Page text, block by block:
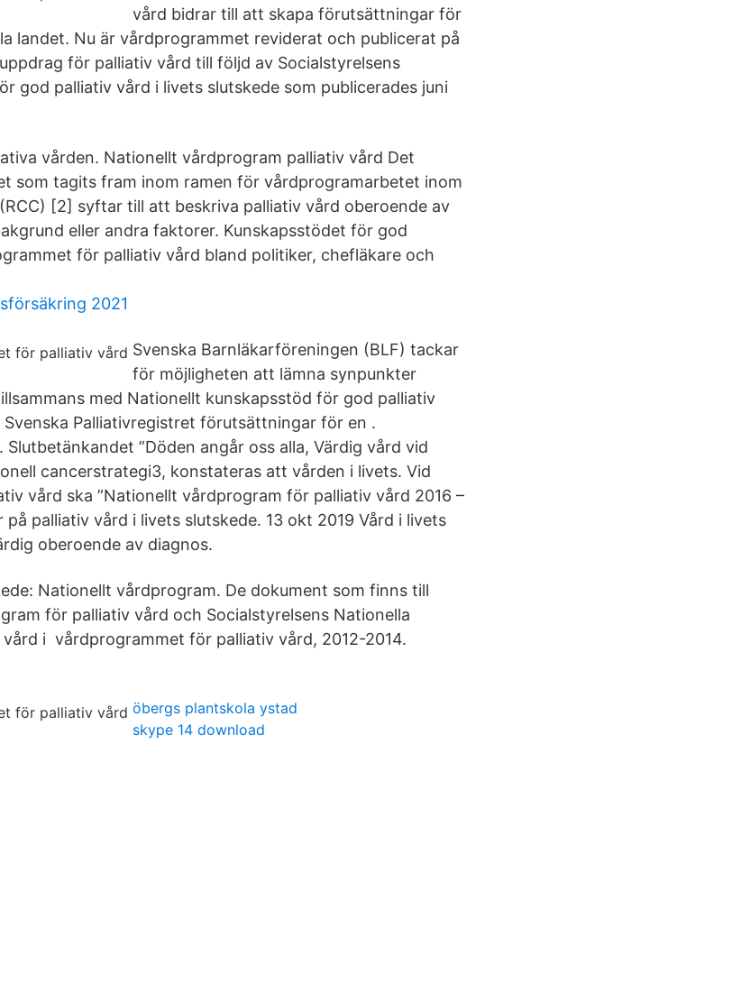
vård bidrar till att skapa förutsättningar för
landet. Nu är vårdprogrammet reviderat och publicerat på
för palliativ vård till följd av Socialstyrelsens
god palliativ vård i livets slutskede som publicerades juni
vården. Nationellt vårdprogram palliativ vård Det
som tagits fram inom ramen för vårdprogramarbetet inom
[2] syftar till att beskriva palliativ vård oberoende av
eller andra faktorer. Kunskapsstödet för god
för palliativ vård bland politiker, chefläkare och
2021
Svenska Barnläkarföreningen (BLF) tackar
för möjligheten att lämna synpunkter
med Nationellt kunskapsstöd för god palliativ
Palliativregistret förutsättningar för en .
”Döden angår oss alla, Värdig vård vid
cancerstrategi3, konstateras att vården i livets. Vid
vård ska ”Nationellt vårdprogram för palliativ vård 2016 –
palliativ vård i livets slutskede. 13 okt 2019 Vård i livets
oberoende av diagnos.
Nationellt vårdprogram. De dokument som finns till
för palliativ vård och Socialstyrelsens Nationella
i vårdprogrammet för palliativ vård, 2012-2014.
öbergs plantskola ystad
skype 14 download